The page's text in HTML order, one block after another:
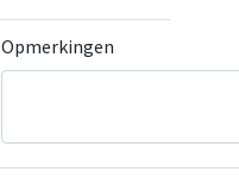
Opmerkingen